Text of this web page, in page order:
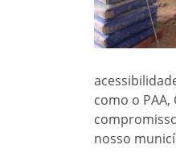
como o
nosso